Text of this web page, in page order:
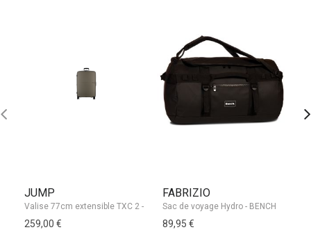
JUMP
259,00 €
FABRIZIO
Sac de voyage Hydro - BENCH
89,95 €